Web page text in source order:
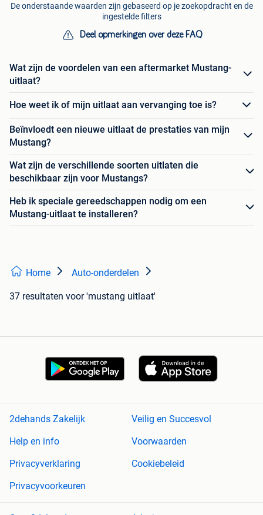
De onderstaande waarden zijn gebaseerd op je zoekopdracht en de
ingestelde filters
Deel opmerkingen over deze FAQ
Wat zijn de voordelen van een aftermarket Mustang-
uitlaat?
Hoe weet ik of mijn uitlaat aan vervanging toe is?
Beïnvloedt een nieuwe uitlaat de prestaties van mijn
Mustang?
Wat zijn de verschillende soorten uitlaten die
beschikbaar zijn voor Mustangs?
Heb ik speciale gereedschappen nodig om een
Mustang-uitlaat te installeren?
Home Auto-onderdelen
37 resultaten voor 'mustang uitlaat'
2dehands Zakelijk
Veilig en Succesvol
Help en info
Voorwaarden
Privacyverklaring
Cookiebeleid
Privacyvoorkeuren